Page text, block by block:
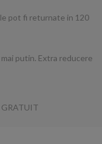
pot fi returnate in 120
putin. Extra reducere